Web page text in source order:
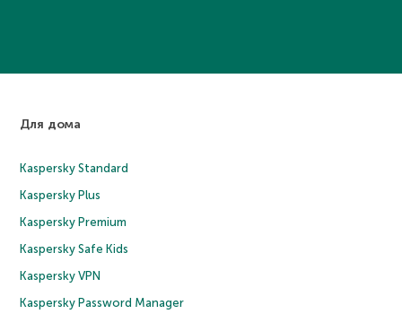
Для дома
Kaspersky Standard
Kaspersky Plus
Kaspersky Premium
Kaspersky Safe Kids
Kaspersky VPN
Kaspersky Password Manager